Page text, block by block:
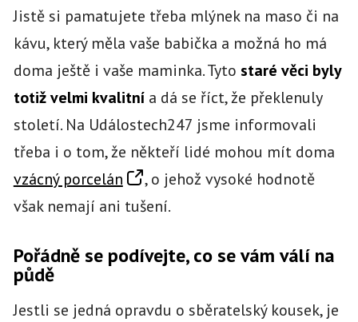
Jistě si pamatujete třeba mlýnek na maso či na
kávu, který měla vaše babička a možná ho má
doma ještě i vaše maminka. Tyto staré věci byly
totiž velmi kvalitnía dá se říct, že překlenuly
století. Na Událostech247 jsme informovali
třeba i o tom, že někteří lidé mohou mít doma
vzácný porcelán
, o jehož vysoké hodnotě
však nemají ani tušení.
Pořádně se podívejte, co se vám válí na
půdě
Jestli se jedná opravdu o sběratelský kousek, je